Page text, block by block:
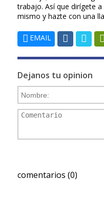
trabajo. Así que dirígete a
mismo y hazte con una
EMAIL
Dejanos tu opinion
comentarios (0)